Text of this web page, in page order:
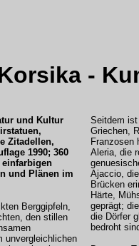
-
und Kultur
Zitadellen,
1990; 360
einfarbigen
und Plänen im
Berggipfeln,
den stillen
unvergleichlichen
Seitdem
Griechen,
Franzosen
Aleria, die
Ajaccio,
Brücken
Härte,
geprägt;
die Dörfer
bedroht